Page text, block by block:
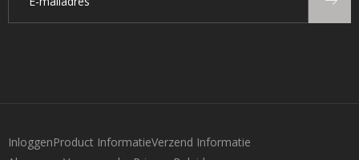
InloggenProduct InformatieVerzend Informatie